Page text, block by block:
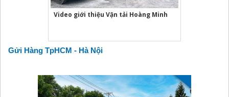
Video giới thiệu Vận tải Hoàng Minh
Gửi Hàng TpHCM - Hà Nội